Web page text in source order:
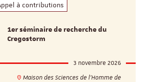
à contributions
1er séminaire de recherche du
Cregostorm
3 novembre 2026
Maison des Sciences de l'Homme de